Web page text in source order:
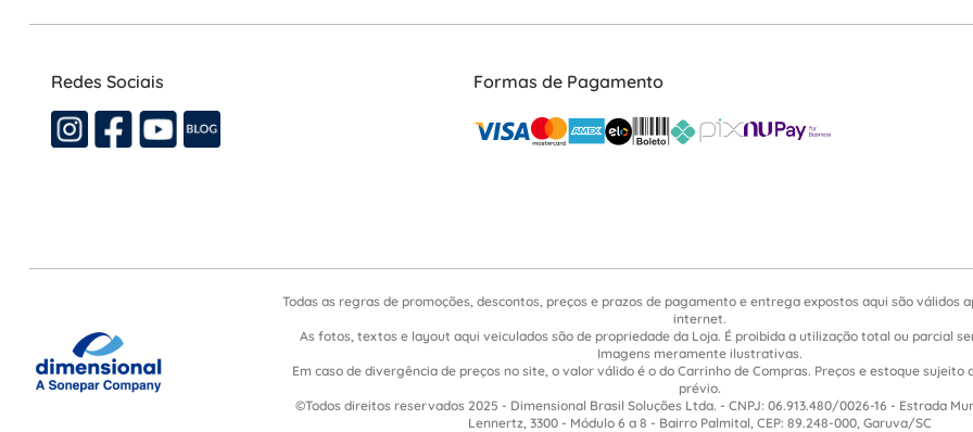
Redes Sociais Formas de Pagamento
Todas as regras de promoções, descontos, preços e prazos de pagamento e entrega expostos aqui são válidos
internet.
As fotos, textos e layout aqui veiculados são de propriedade da Loja. É proibida a utilização total ou parcial
Imagens meramente ilustrativas.
Em caso de divergência de preços no site, o valor válido é o do Carrinho de Compras. Preços e estoque sujeito
prévio.
©Todos direitos reservados 2025 - Dimensional Brasil Soluções Ltda. - CNPJ: 06.913.480/0026-16 - Estrada
Lennertz, 3300 - Módulo 6 a 8 - Bairro Palmital, CEP: 89.248-000, Garuva/SC